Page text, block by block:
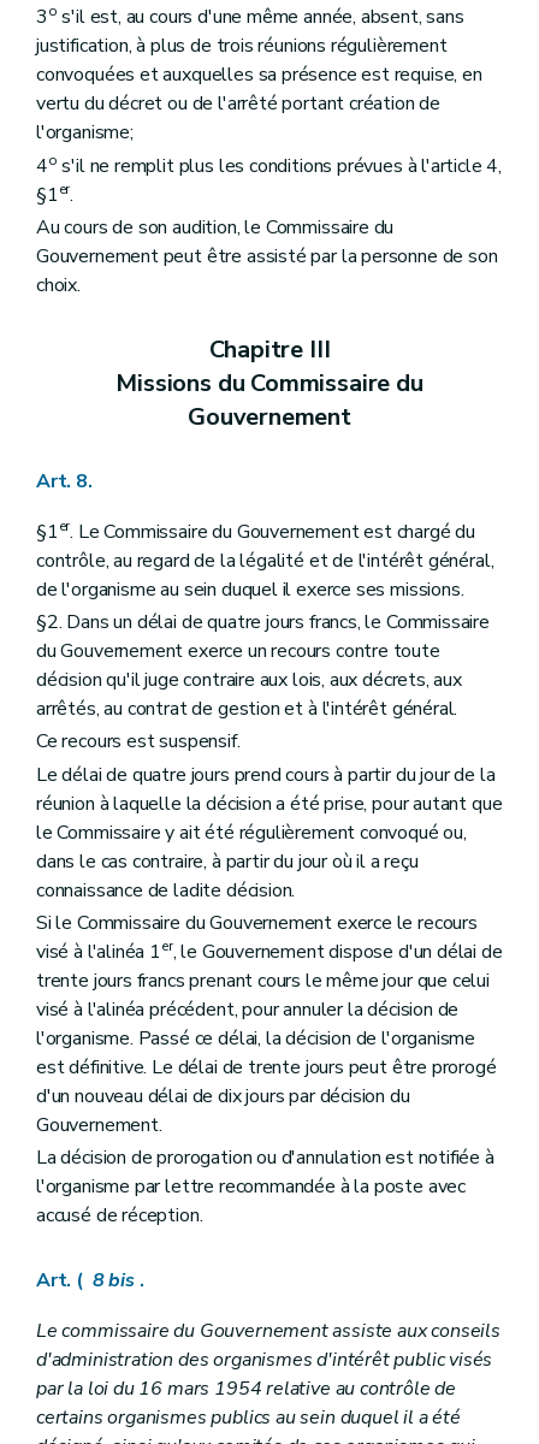
3o s'il est, au cours d'une même année, absent, sans
justification, à plus de trois réunions régulièrement
convoquées et auxquelles sa présence est requise, en
vertu du décret ou de l'arrêté portant création de
l'organisme;
4o s'il ne remplit plus les conditions prévues à l'article 4,
§1er.
Au cours de son audition, le Commissaire du
Gouvernement peut être assisté par la personne de son
choix.
Chapitre III
Missions du Commissaire du
Gouvernement
Art. 8.
§1er. Le Commissaire du Gouvernement est chargé du
contrôle, au regard de la légalité et de l'intérêt général,
de l'organisme au sein duquel il exerce ses missions.
§2. Dans un délai de quatre jours francs, le Commissaire
du Gouvernement exerce un recours contre toute
décision qu'il juge contraire aux lois, aux décrets, aux
arrêtés, au contrat de gestion et à l'intérêt général.
Ce recours est suspensif.
Le délai de quatre jours prend cours à partir du jour de la
réunion à laquelle la décision a été prise, pour autant que
le Commissaire y ait été régulièrement convoqué ou,
dans le cas contraire, à partir du jour où il a reçu
connaissance de ladite décision.
Si le Commissaire du Gouvernement exerce le recours
visé à l'alinéa 1er, le Gouvernement dispose d'un délai de
trente jours francs prenant cours le même jour que celui
visé à l'alinéa précédent, pour annuler la décision de
l'organisme. Passé ce délai, la décision de l'organisme
est définitive. Le délai de trente jours peut être prorogé
d'un nouveau délai de dix jours par décision du
Gouvernement.
La décision de prorogation ou d'annulation est notifiée à
l'organisme par lettre recommandée à la poste avec
accusé de réception.
Art. ( 8bis .
Le commissaire du Gouvernement assiste aux conseils
d'administration des organismes d'intérêt public visés
par la loi du 16 mars 1954 relative au contrôle de
certains organismes publics au sein duquel il a été